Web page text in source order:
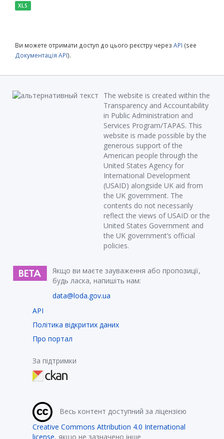
XLS
Ви можете отримати доступ до цього реєстру через API (see
Документація API).
The website is created within the
Transparency and Accountability
in Public Administration and
Services Program/TAPAS. This
website is made possible by the
generous support of the
American people through the
United States Agency for
International Development
(USAID) alongside UK aid from
the UK government. The
contents do not necessarily
reflect the views of USAID or the
United States Government and
the UK government’s official
policies.
Якщо ви маєте зауваження або пропозиції,
будь ласка, напишіть нам:
data@loda.gov.ua
API
Політика відкритих даних
Про портал
За підтримки
Весь контент доступний за ліцензією
Creative Commons Attribution 4.0 International
license, якщо не зазначено інше